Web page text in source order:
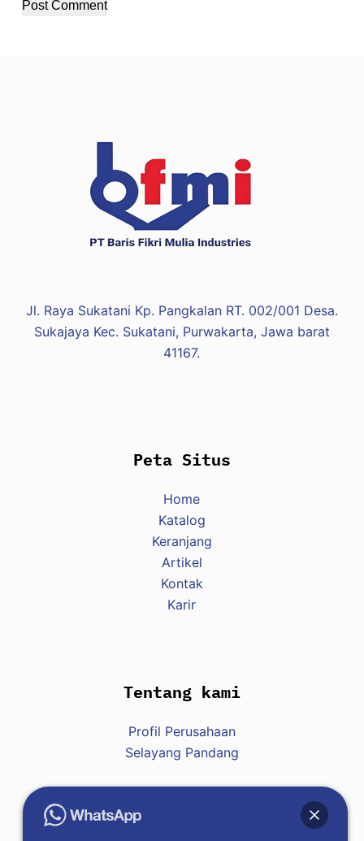
Post Comment
Jl. Raya Sukatani Kp. Pangkalan RT. 002/001 Desa.
Sukajaya Kec. Sukatani, Purwakarta, Jawa barat
41167.
Peta Situs
Home
Katalog
Keranjang
Artikel
Kontak
Karir
Tentang kami
Profil Perusahaan
Selayang Pandang